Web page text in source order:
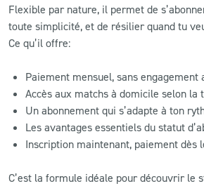
Flexible par nature, il permet de
toute simplicité, et de résilier quand tu
Ce qu’il offre:
Paiement mensuel, sans engagement
Accès aux matchs à domicile selon la
Un abonnement qui s’adapte à ton
Les avantages essentiels du statut
Inscription maintenant, paiement dès
C’est la formule idéale pour découvrir le